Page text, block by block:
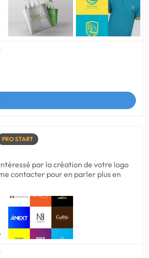
PRO START
par la création de votre logo
contacter pour en parler plus en